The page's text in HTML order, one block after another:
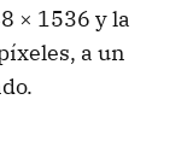
× 1536 y la
a un